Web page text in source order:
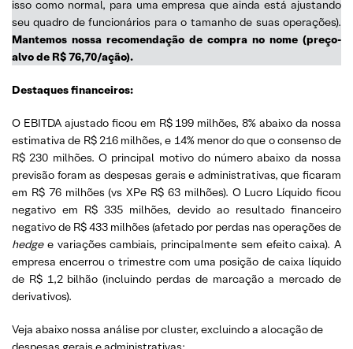
isso como normal, para uma empresa que ainda está ajustando
seu quadro de funcionários para o tamanho de suas operações).
Mantemos nossa recomendação de compra no nome (preço-
alvo de R$ 76,70/ação).
Destaques financeiros:
O EBITDA ajustado ficou em R$ 199 milhões, 8% abaixo da nossa
estimativa de R$ 216 milhões, e 14% menor do que o consenso de
R$ 230 milhões. O principal motivo do número abaixo da nossa
previsão foram as despesas gerais e administrativas, que ficaram
em R$ 76 milhões (vs XPe R$ 63 milhões). O Lucro Líquido ficou
negativo em R$ 335 milhões, devido ao resultado financeiro
negativo de R$ 433 milhões (afetado por perdas nas operações de
hedgee variações cambiais, principalmente sem efeito caixa). A
empresa encerrou o trimestre com uma posição de caixa líquido
de R$ 1,2 bilhão (incluindo perdas de marcação a mercado de
derivativos).
Veja abaixo nossa análise por cluster, excluindo a alocação de